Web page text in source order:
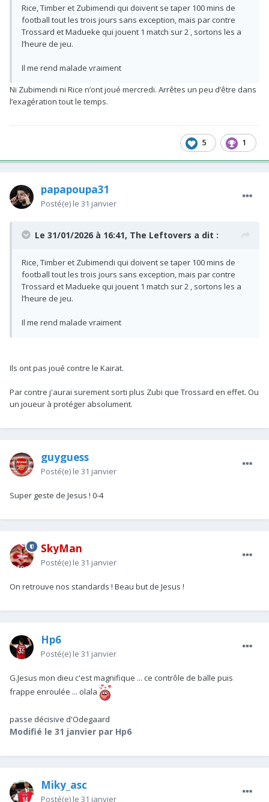
Rice, Timber et Zubimendi qui doivent se taper 100 mins de
football tout les trois jours sans exception, mais par contre
Trossard et Madueke qui jouent 1 match sur 2 , sortons les a
l’heure de jeu.
Il me rend malade vraiment
Ni Zubimendi ni Rice n’ont joué mercredi. Arrêtes un peu d’être dans
l’exagération tout le temps.
5 1
papapoupa31
Posté(e) le 31 janvier
Le 31/01/2026 à 16:41, The Leftovers a dit :
Rice, Timber et Zubimendi qui doivent se taper 100 mins de
football tout les trois jours sans exception, mais par contre
Trossard et Madueke qui jouent 1 match sur 2 , sortons les a
l’heure de jeu.
Il me rend malade vraiment
Ils ont pas joué contre le Kairat.
Par contre j'aurai surement sorti plus Zubi que Trossard en effet. Ou
un joueur à protéger absolument.
guyguess
Posté(e) le 31 janvier
Super geste de Jesus ! 0-4
SkyMan
Posté(e) le 31 janvier
On retrouve nos standards ! Beau but de Jesus !
Hp6
Posté(e) le 31 janvier
G.Jesus mon dieu c'est magnifique ... ce contrôle de balle puis
frappe enroulée ... olala
passe décisive d'Odegaard
Modifié le 31 janvier par Hp6
Miky_asc
Posté(e) le 31 janvier